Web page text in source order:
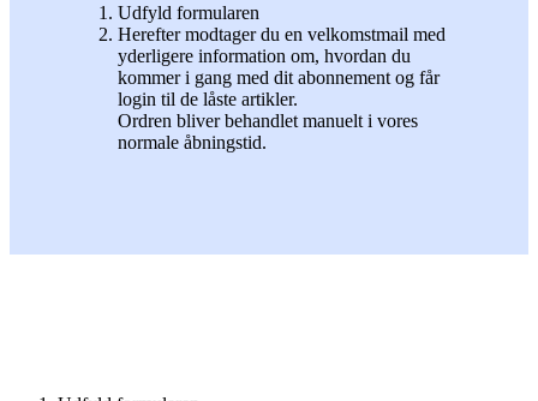
Udfyld formularen
Herefter modtager du en velkomstmail med
yderligere information om, hvordan du
kommer i gang med dit abonnement og får
login til de låste artikler.
Ordren bliver behandlet manuelt i vores
normale åbningstid.